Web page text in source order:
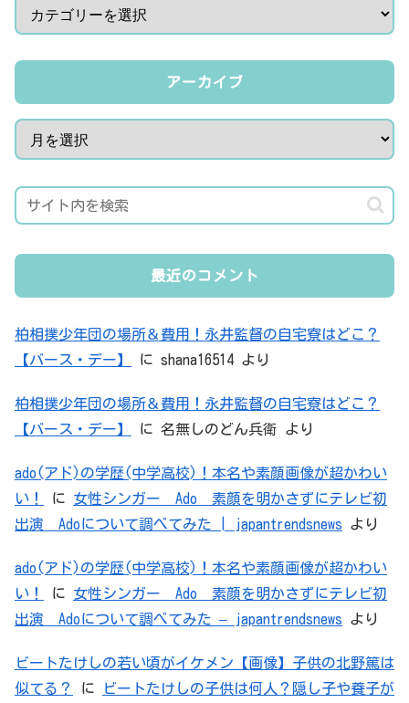
アーカイブ
最近のコメント
柏相撲少年団の場所＆費用！永井監督の自宅寮はどこ？
【バース・デー】
に shana16514 より
柏相撲少年団の場所＆費用！永井監督の自宅寮はどこ？
【バース・デー】
に 名無しのどん兵衛 より
ado(アド)の学歴(中学高校)！本名や素顔画像が超かわい
い！
に 女性シンガー Ado 素顔を明かさずにテレビ初
出演 Adoについて調べてみた | japantrendsnews より
ado(アド)の学歴(中学高校)！本名や素顔画像が超かわい
い！
に 女性シンガー Ado 素顔を明かさずにテレビ初
出演 Adoについて調べてみた – japantrendsnews より
ビートたけしの若い頃がイケメン【画像】子供の北野篤は
似てる？
に ビートたけしの子供は何人？隠し子や養子が